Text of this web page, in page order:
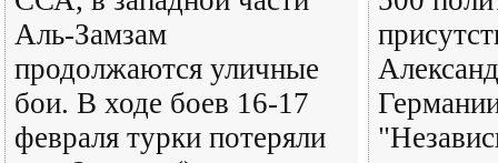
Аль-Замзам
продолжаются уличные
бои. В ходе боев 16-17
февраля турки потеряли